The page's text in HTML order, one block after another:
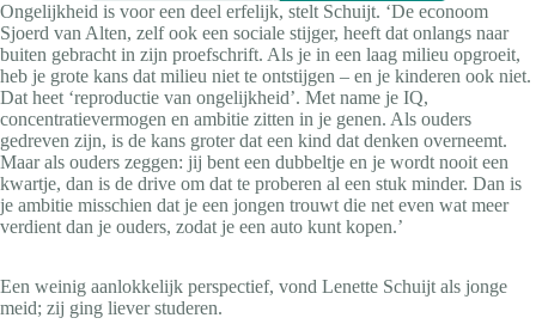
Ongelijkheid is voor een deel erfelijk, stelt Schuijt. ‘De econoom
Sjoerd van Alten, zelf ook een sociale stijger, heeft dat onlangs naar
buiten gebracht in zijn proefschrift. Als je in een laag milieu opgroeit,
heb je grote kans dat milieu niet te ontstijgen – en je kinderen ook niet.
Dat heet ‘reproductie van ongelijkheid’. Met name je IQ,
concentratievermogen en ambitie zitten in je genen. Als ouders
gedreven zijn, is de kans groter dat een kind dat denken overneemt.
Maar als ouders zeggen: jij bent een dubbeltje en je wordt nooit een
kwartje, dan is de drive om dat te proberen al een stuk minder. Dan is
je ambitie misschien dat je een jongen trouwt die net even wat meer
verdient dan je ouders, zodat je een auto kunt kopen.’
Een weinig aanlokkelijk perspectief, vond Lenette Schuijt als jonge
meid; zij ging liever studeren.